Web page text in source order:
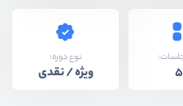
نوع دوره:
ویژه / نقدی